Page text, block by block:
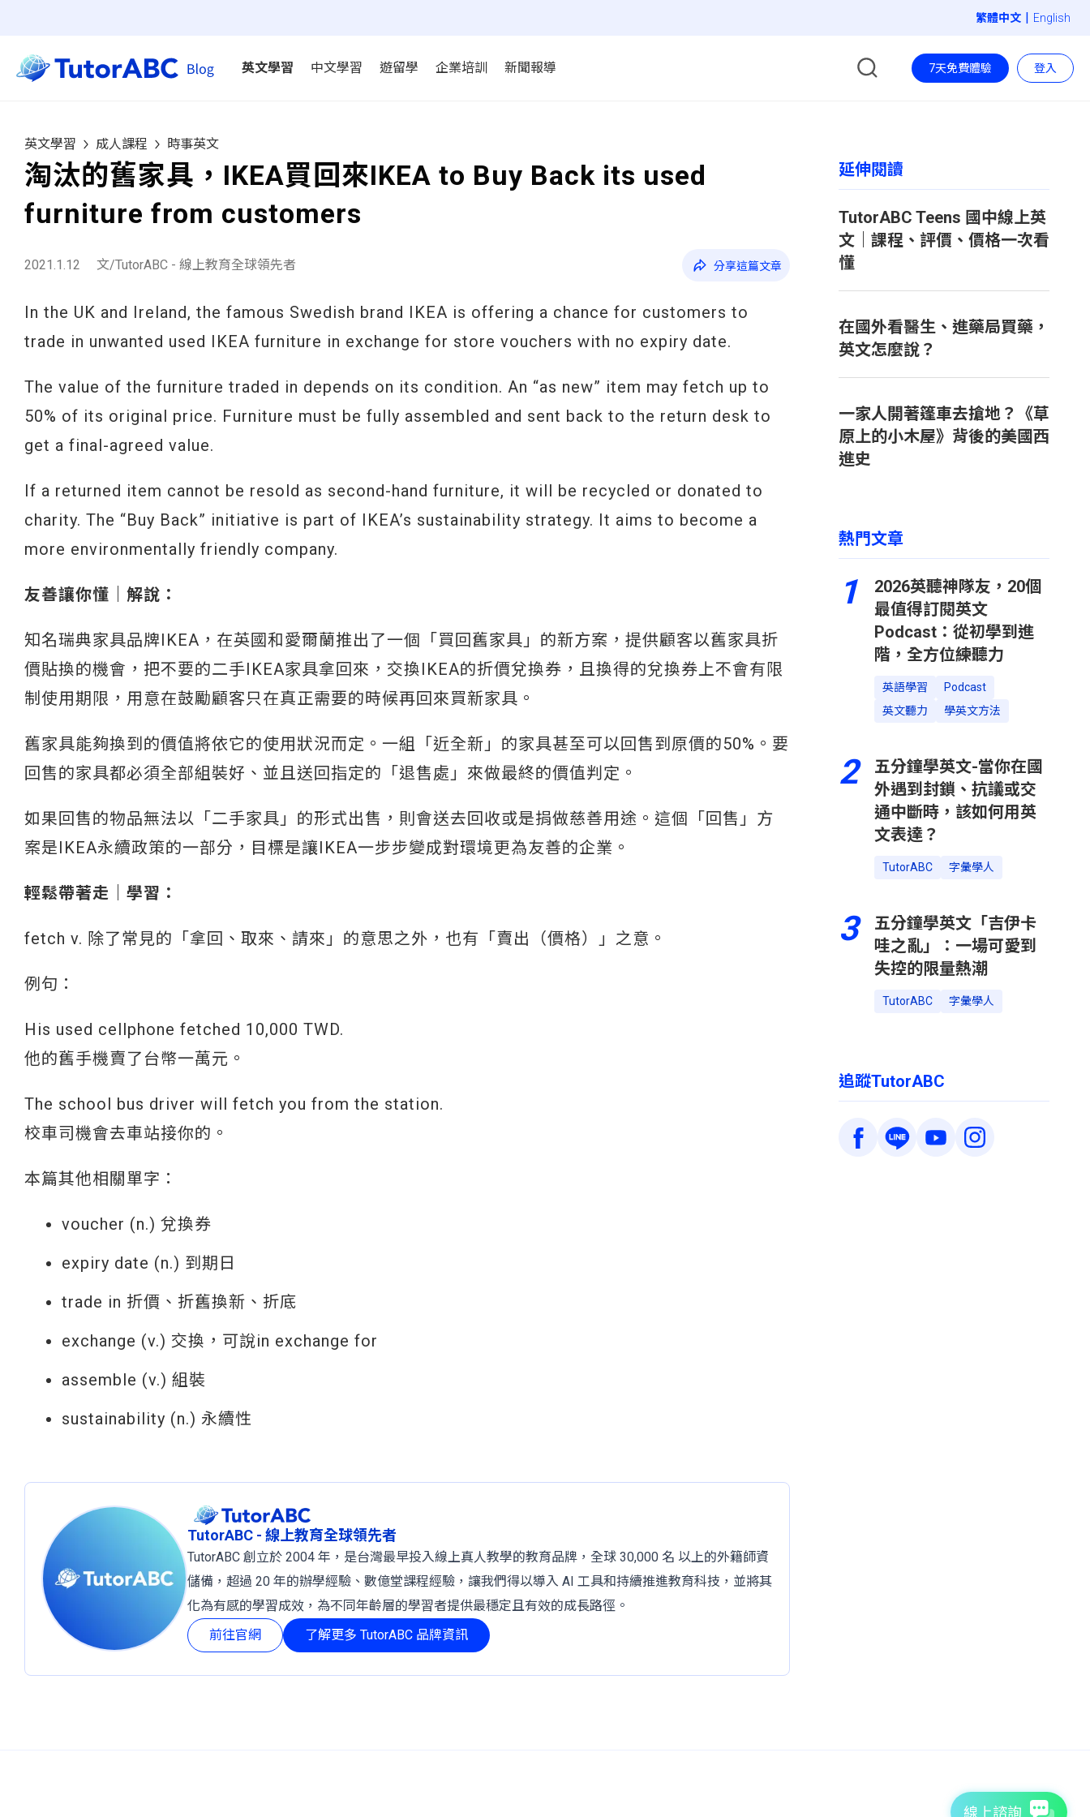
| English
英文學習 中文學習 遊留學 企業培訓 新聞報導 7天免費體驗 登入
英文學習 成人課程 時事英文
淘汰的舊家具，IKEA買回來IKEA to Buy Back its used
furniture from customers
2021.1.12 文/TutorABC - 線上教育全球領先者 分享這篇文章
In the UK and Ireland, the famous Swedish brand IKEA is offering a chance for customers to
trade in unwanted used IKEA furniture in exchange for store vouchers with no expiry date.
The value of the furniture traded in depends on its condition. An “as new” item may fetch up to
50% of its original price. Furniture must be fully assembled and sent back to the return desk to
get a final-agreed value.
If a returned item cannot be resold as second-hand furniture, it will be recycled or donated to
charity. The “Buy Back” initiative is part of IKEA’s sustainability strategy. It aims to become a
more environmentally friendly company.
友善讓你懂｜解說：
知名瑞典家具品牌IKEA，在英國和愛爾蘭推出了一個「買回舊家具」的新方案，提供顧客以舊家具折
價貼換的機會，把不要的二手IKEA家具拿回來，交換IKEA的折價兌換券，且換得的兌換券上不會有限
制使用期限，用意在鼓勵顧客只在真正需要的時候再回來買新家具。
舊家具能夠換到的價值將依它的使用狀況而定。一組「近全新」的家具甚至可以回售到原價的50%。要
回售的家具都必須全部組裝好、並且送回指定的「退售處」來做最終的價值判定。
如果回售的物品無法以「二手家具」的形式出售，則會送去回收或是捐做慈善用途。這個「回售」方
案是IKEA永續政策的一部分，目標是讓IKEA一步步變成對環境更為友善的企業。
輕鬆帶著走｜學習：
fetch v. 除了常見的「拿回、取來、請來」的意思之外，也有「賣出（價格）」之意。
例句：
His used cellphone fetched 10,000 TWD.
他的舊手機賣了台幣一萬元。
The school bus driver will fetch you from the station.
校車司機會去車站接你的。
本篇其他相關單字：
voucher (n.) 兌換券
expiry date (n.) 到期日
trade in 折價、折舊換新、折底
exchange (v.) 交換，可說in exchange for
assemble (v.) 組裝
sustainability (n.) 永續性
TutorABC - 線上教育全球領先者
TutorABC 創立於 2004 年，是台灣最早投入線上真人教學的教育品牌，全球 30,000 名 以上的外籍師資
儲備，超過 20 年的辦學經驗、數億堂課程經驗，讓我們得以導入 AI 工具和持續推進教育科技，並將其
化為有感的學習成效，為不同年齡層的學習者提供最穩定且有效的成長路徑。
前往官網
了解更多 TutorABC 品牌資訊
延伸閱讀
TutorABC Teens 國中線上英
文｜課程、評價、價格一次看
懂
在國外看醫生、進藥局買藥，
英文怎麼說？
一家人開著篷車去搶地？《草
原上的小木屋》背後的美國西
進史
熱門文章
1
2026英聽神隊友，20個
最值得訂閱英文
Podcast：從初學到進
階，全方位練聽力
英語學習
Podcast
英文聽力
學英文方法
2
五分鐘學英文-當你在國
外遇到封鎖、抗議或交
通中斷時，該如何用英
文表達？
TutorABC 字彙學人
3
五分鐘學英文「吉伊卡
哇之亂」：一場可愛到
失控的限量熱潮
TutorABC 字彙學人
追蹤TutorABC
線上諮詢